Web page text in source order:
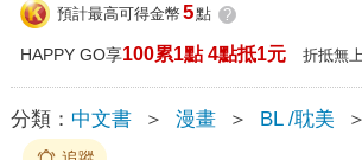
預計最高可得金幣 5點 ?
HAPPY GO享100累1點 4點抵1元 折抵無
分類： 中文書 ＞ 漫畫 ＞ BL /耽美 ＞